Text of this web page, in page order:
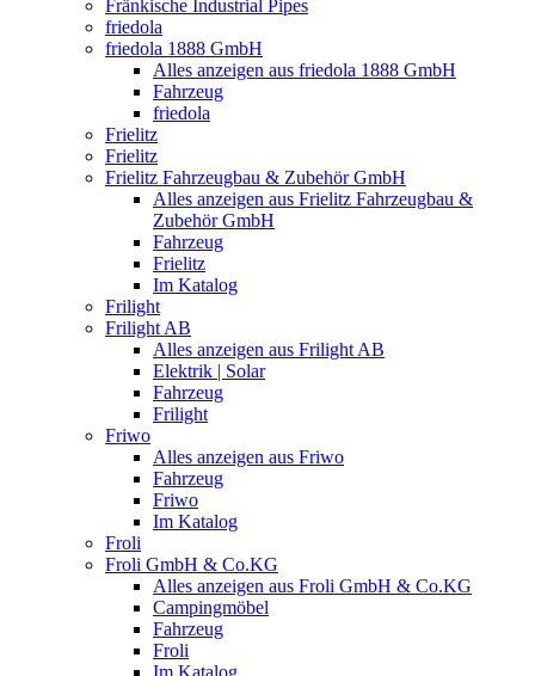
Fränkische Industrial Pipes
friedola
friedola 1888 GmbH
Alles anzeigen aus friedola 1888 GmbH
Fahrzeug
friedola
Frielitz
Frielitz
Frielitz Fahrzeugbau & Zubehör GmbH
Alles anzeigen aus Frielitz Fahrzeugbau &
Zubehör GmbH
Fahrzeug
Frielitz
Im Katalog
Frilight
Frilight AB
Alles anzeigen aus Frilight AB
Elektrik | Solar
Fahrzeug
Frilight
Friwo
Alles anzeigen aus Friwo
Fahrzeug
Friwo
Im Katalog
Froli
Froli GmbH & Co.KG
Alles anzeigen aus Froli GmbH & Co.KG
Campingmöbel
Fahrzeug
Froli
Im Katalog